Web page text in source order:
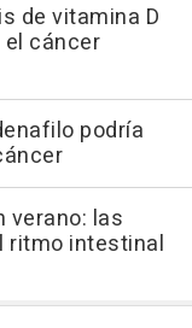
de vitamina D
cáncer
podría
verano: las
ritmo intestinal